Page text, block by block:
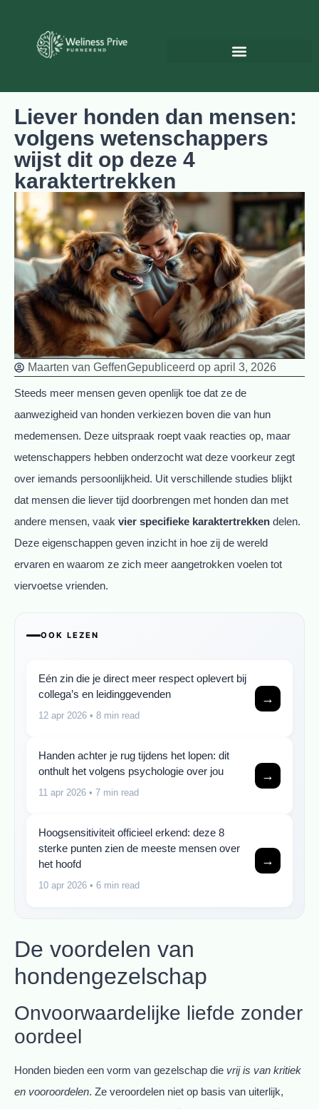
Liever honden dan mensen:
volgens wetenschappers
wijst dit op deze 4
karaktertrekken
Maarten van GeffenGepubliceerd op april 3, 2026
Steeds meer mensen geven openlijk toe dat ze de
aanwezigheid van honden verkiezen boven die van hun
medemensen. Deze uitspraak roept vaak reacties op, maar
wetenschappers hebben onderzocht wat deze voorkeur zegt
over iemands persoonlijkheid. Uit verschillende studies blijkt
dat mensen die liever tijd doorbrengen met honden dan met
andere mensen, vaak vier specifieke karaktertrekken delen.
Deze eigenschappen geven inzicht in hoe zij de wereld
ervaren en waarom ze zich meer aangetrokken voelen tot
viervoetse vrienden.
OOK LEZEN
Eén zin die je direct meer respect oplevert bij
collega’s en leidinggevenden
12 apr 2026 • 8 min read
→
Handen achter je rug tijdens het lopen: dit
onthult het volgens psychologie over jou
11 apr 2026 • 7 min read
→
Hoogsensitiviteit officieel erkend: deze 8
sterke punten zien de meeste mensen over
het hoofd
10 apr 2026 • 6 min read
→
De voordelen van
hondengezelschap
Onvoorwaardelijke liefde zonder
oordeel
Honden bieden een vorm van gezelschap die vrij is van kritiek
en vooroordelen. Ze veroordelen niet op basis van uiterlijk,